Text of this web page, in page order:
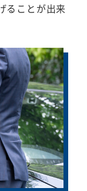
ることが出来